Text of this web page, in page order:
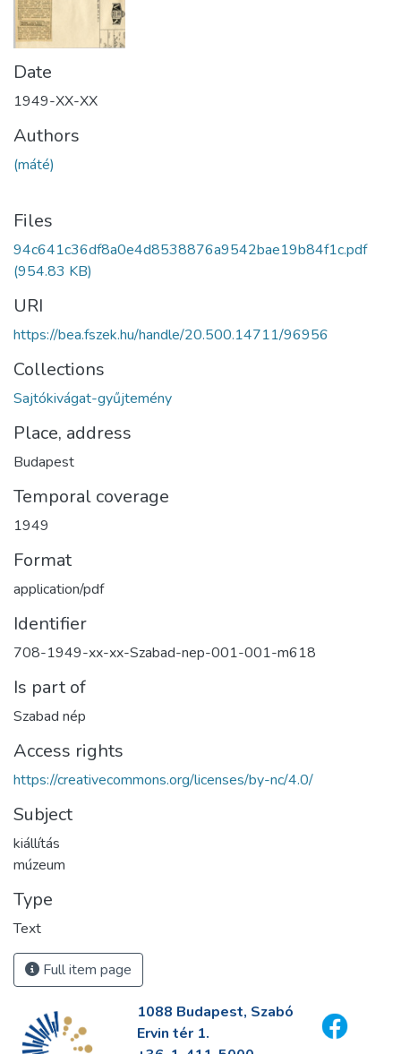
Date
1949-XX-XX
Authors
(máté)
Files
94c641c36df8a0e4d8538876a9542bae19b84f1c.pdf
(954.83 KB)
URI
https://bea.fszek.hu/handle/20.500.14711/96956
Collections
Sajtókivágat-gyűjtemény
Place, address
Budapest
Temporal coverage
1949
Format
application/pdf
Identifier
708-1949-xx-xx-Szabad-nep-001-001-m618
Is part of
Szabad nép
Access rights
https://creativecommons.org/licenses/by-nc/4.0/
Subject
kiállítás
múzeum
Type
Text
Full item page
1088 Budapest, Szabó
Ervin tér 1.